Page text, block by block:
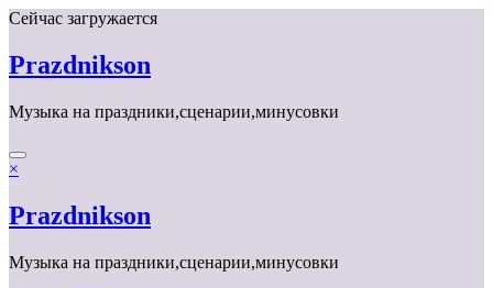
Перейти
содержимому
Сейчас загружается
Prazdnikson
Музыка на праздники,сценарии,минусовки
×
Prazdnikson
Музыка на праздники,сценарии,минусовки